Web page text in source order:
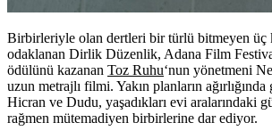
Birbirleriyle olan dertleri bir türlü bitmeyen üç
odaklanan Dirlik Düzenlik, Adana Film
ödülünü kazanan Toz Ruhu‘nun yönetmeni
uzun metrajlı filmi. Yakın planların
Hicran ve Dudu, yaşadıkları evi aralarındaki
rağmen mütemadiyen birbirlerine dar ediyor.